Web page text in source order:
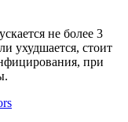
не более 3
ухудшается, стоит
при